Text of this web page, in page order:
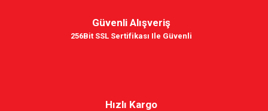
Güvenli Alışveriş
256Bit SSL Sertifikası Ile Güvenli
Hızlı Kargo